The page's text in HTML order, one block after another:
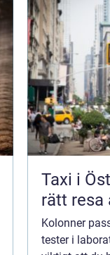
Taxi i
rätt resa
Kolonner
tester i